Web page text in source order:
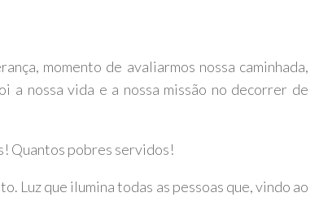
momento de avaliarmos nossa caminhada,
a nossa vida e a nossa missão no decorrer de
Quantos pobres servidos!
Luz que ilumina todas as pessoas que, vindo ao